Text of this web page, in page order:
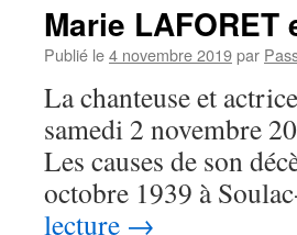
Marie LAFORET
Publié le4 novembre 2019par
La chanteuse et
samedi 2 novembre
Les causes de son
octobre 1939 à
lecture →